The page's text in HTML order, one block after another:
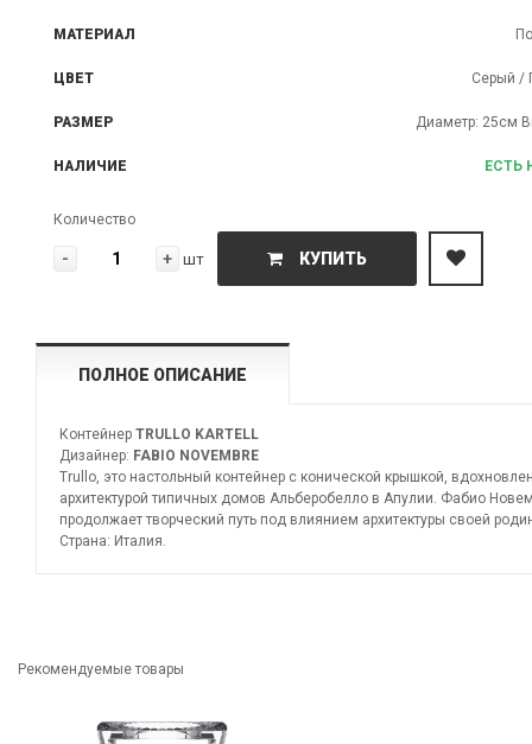
МАТЕРИАЛ
ЦВЕТ Серый /
РАЗМЕР Диаметр: 25см
НАЛИЧИЕ ЕСТЬ
Количество
- + шт КУПИТЬ
ПОЛНОЕ ОПИСАНИЕ
Контейнер TRULLO KARTELL
Дизайнер: FABIO NOVEMBRE
Trullo, это настольный контейнер с конической крышкой,
архитектурой типичных домов Альберобелло в Апулии. Фабио
продолжает творческий путь под влиянием архитектуры своей
Страна: Италия.
Рекомендуемые товары